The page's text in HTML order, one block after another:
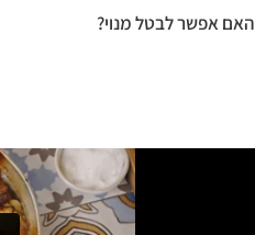
האם אפשר לבטל מנוי?